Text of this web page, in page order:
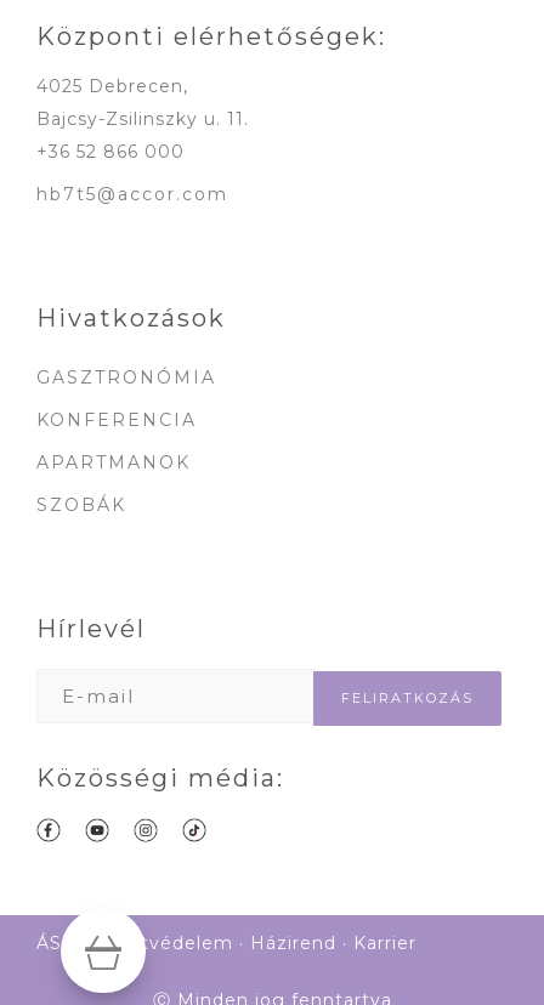
választhatók
Központi elérhetőségek:
4025 Debrecen,
Bajcsy-Zsilinszky u. 11.
+36 52 866 000
hb7t5@accor.com
Hivatkozások
GASZTRONÓMIA
KONFERENCIA
APARTMANOK
SZOBÁK
Hírlevél
Közösségi média:
ÁSZF·Adatvédelem · Házirend · Karrier
Ⓒ Minden jog fenntartva